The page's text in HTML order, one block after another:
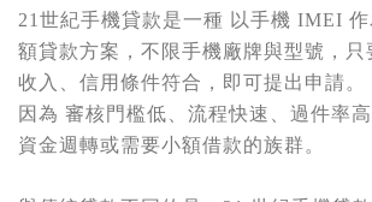
21世紀手機貸款是一種 以手機 IMEI
額貸款方案，不限手機廠牌與型號，只
收入、信用條件符合，即可提出申請。
因為 審核門檻低、流程快速、過件率
資金週轉或需要小額借款的族群。